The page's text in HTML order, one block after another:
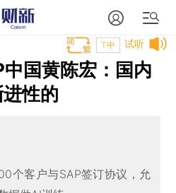
试听
T中
国黄陈宏：国内
性的
个客户与SAP签订协议，允